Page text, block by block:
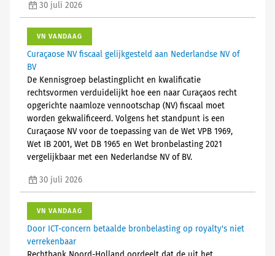
30 juli 2026
VN VANDAAG
Curaçaose NV fiscaal gelijkgesteld aan Nederlandse NV of
BV
De Kennisgroep belastingplicht en kwalificatie
rechtsvormen verduidelijkt hoe een naar Curaçaos recht
opgerichte naamloze vennootschap (NV) fiscaal moet
worden gekwalificeerd. Volgens het standpunt is een
Curaçaose NV voor de toepassing van de Wet VPB 1969,
Wet IB 2001, Wet DB 1965 en Wet bronbelasting 2021
vergelijkbaar met een Nederlandse NV of BV.
30 juli 2026
VN VANDAAG
Door ICT-concern betaalde bronbelasting op royalty's niet
verrekenbaar